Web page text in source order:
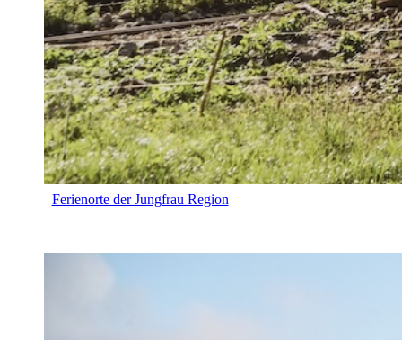
Ferienorte der Jungfrau Region